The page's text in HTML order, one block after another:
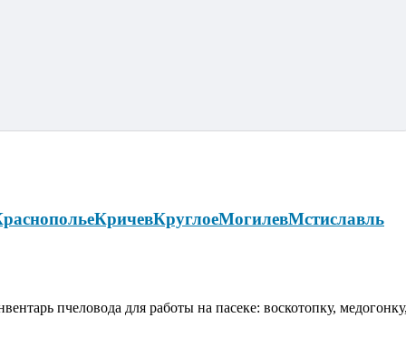
КричевКруглоеМогилевМстиславль
пчеловода для работы на пасеке: воскотопку,